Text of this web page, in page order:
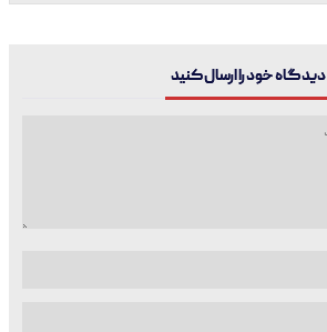
دیدگاه خود را ارسال کنید